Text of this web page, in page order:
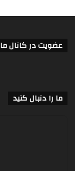
عضویت در کانال ما
ما را دنبال کنید